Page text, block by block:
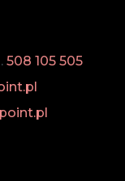
508 105 505